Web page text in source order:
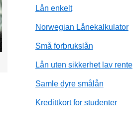
Lån enkelt
Norwegian Lånekalkulator
Små forbrukslån
Lån uten sikkerhet lav rente
Samle dyre smålån
Kredittkort for studenter